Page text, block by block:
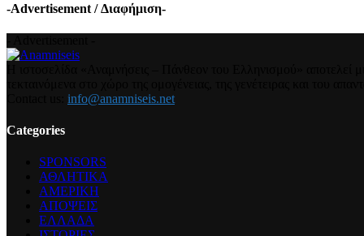
-Advertisement / Διαφήμιση-
info@anamniseis.net
Categories
SPONSORS
ΑΘΛΗΤΙΚΑ
ΑΜΕΡΙΚΗ
ΑΠΟΨΕΙΣ
ΕΛΛΑΔΑ